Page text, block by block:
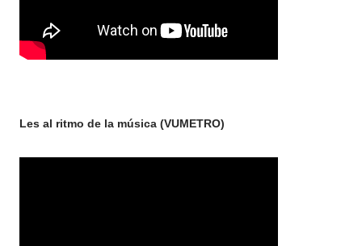
Les al ritmo de la música (VUMETRO)